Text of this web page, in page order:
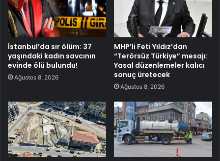
İstanbul’da sır ölüm: 37
yaşındaki kadın savcının
evinde ölü bulundu!
Ağustos 8, 2026
MHP’li Feti Yıldız’dan
“Terörsüz Türkiye” mesajı:
Yasal düzenlemeler kalıcı
sonuç üretecek
Ağustos 8, 2026